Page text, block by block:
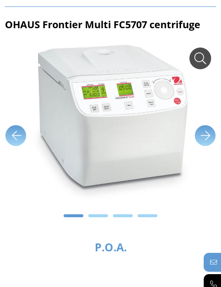
Contact
Downloads
OHAUS Frontier Multi FC5707 centrifuge
P.O.A.